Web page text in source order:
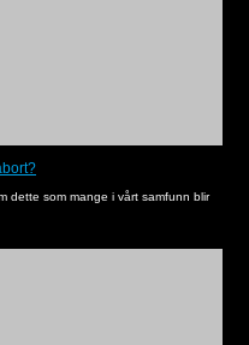
dette som mange i vårt samfunn blir